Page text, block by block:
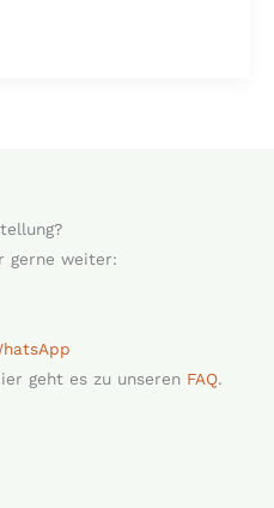
gerne weiter:
geht es zu unseren FAQ.